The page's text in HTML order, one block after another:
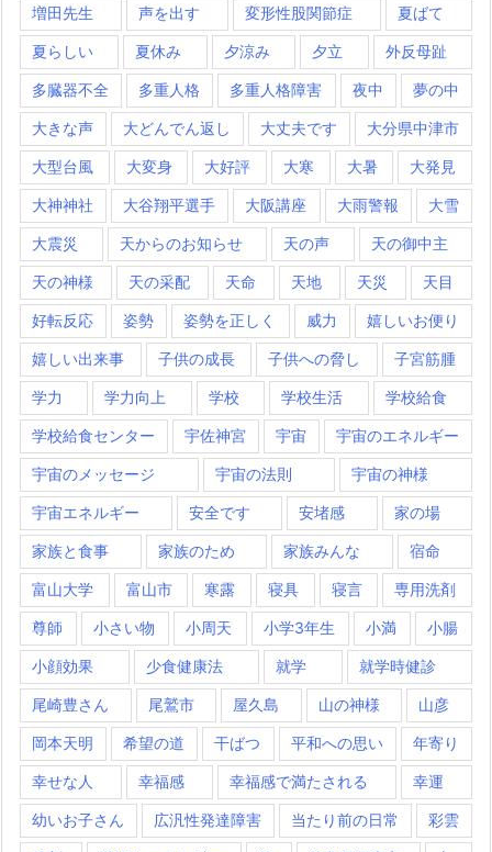
増田先生 声を出す 変形性股関節症 夏ばて
夏らしい 夏休み 夕涼み 夕立 外反母趾
多臓器不全 多重人格 多重人格障害 夜中 夢の中
大きな声 大どんでん返し 大丈夫です 大分県中津市
大型台風 大変身 大好評 大寒 大暑 大発見
大神神社 大谷翔平選手 大阪講座 大雨警報 大雪
大震災 天からのお知らせ 天の声 天の御中主
天の神様 天の采配 天命 天地 天災 天目
好転反応 姿勢 姿勢を正しく 威力 嬉しいお便り
嬉しい出来事 子供の成長 子供への脅し 子宮筋腫
学力 学力向上 学校 学校生活 学校給食
学校給食センター 宇佐神宮 宇宙 宇宙のエネルギー
宇宙のメッセージ 宇宙の法則 宇宙の神様
宇宙エネルギー 安全です 安堵感 家の場
家族と食事 家族のため 家族みんな 宿命
富山大学 富山市 寒露 寝具 寝言 専用洗剤
尊師 小さい物 小周天 小学3年生 小満 小腸
小顔効果 少食健康法 就学 就学時健診
尾崎豊さん 尾鷲市 屋久島 山の神様 山彦
岡本天明 希望の道 干ばつ 平和への思い 年寄り
幸せな人 幸福感 幸福感で満たされる 幸運
幼いお子さん 広汎性発達障害 当たり前の日常 彩雲